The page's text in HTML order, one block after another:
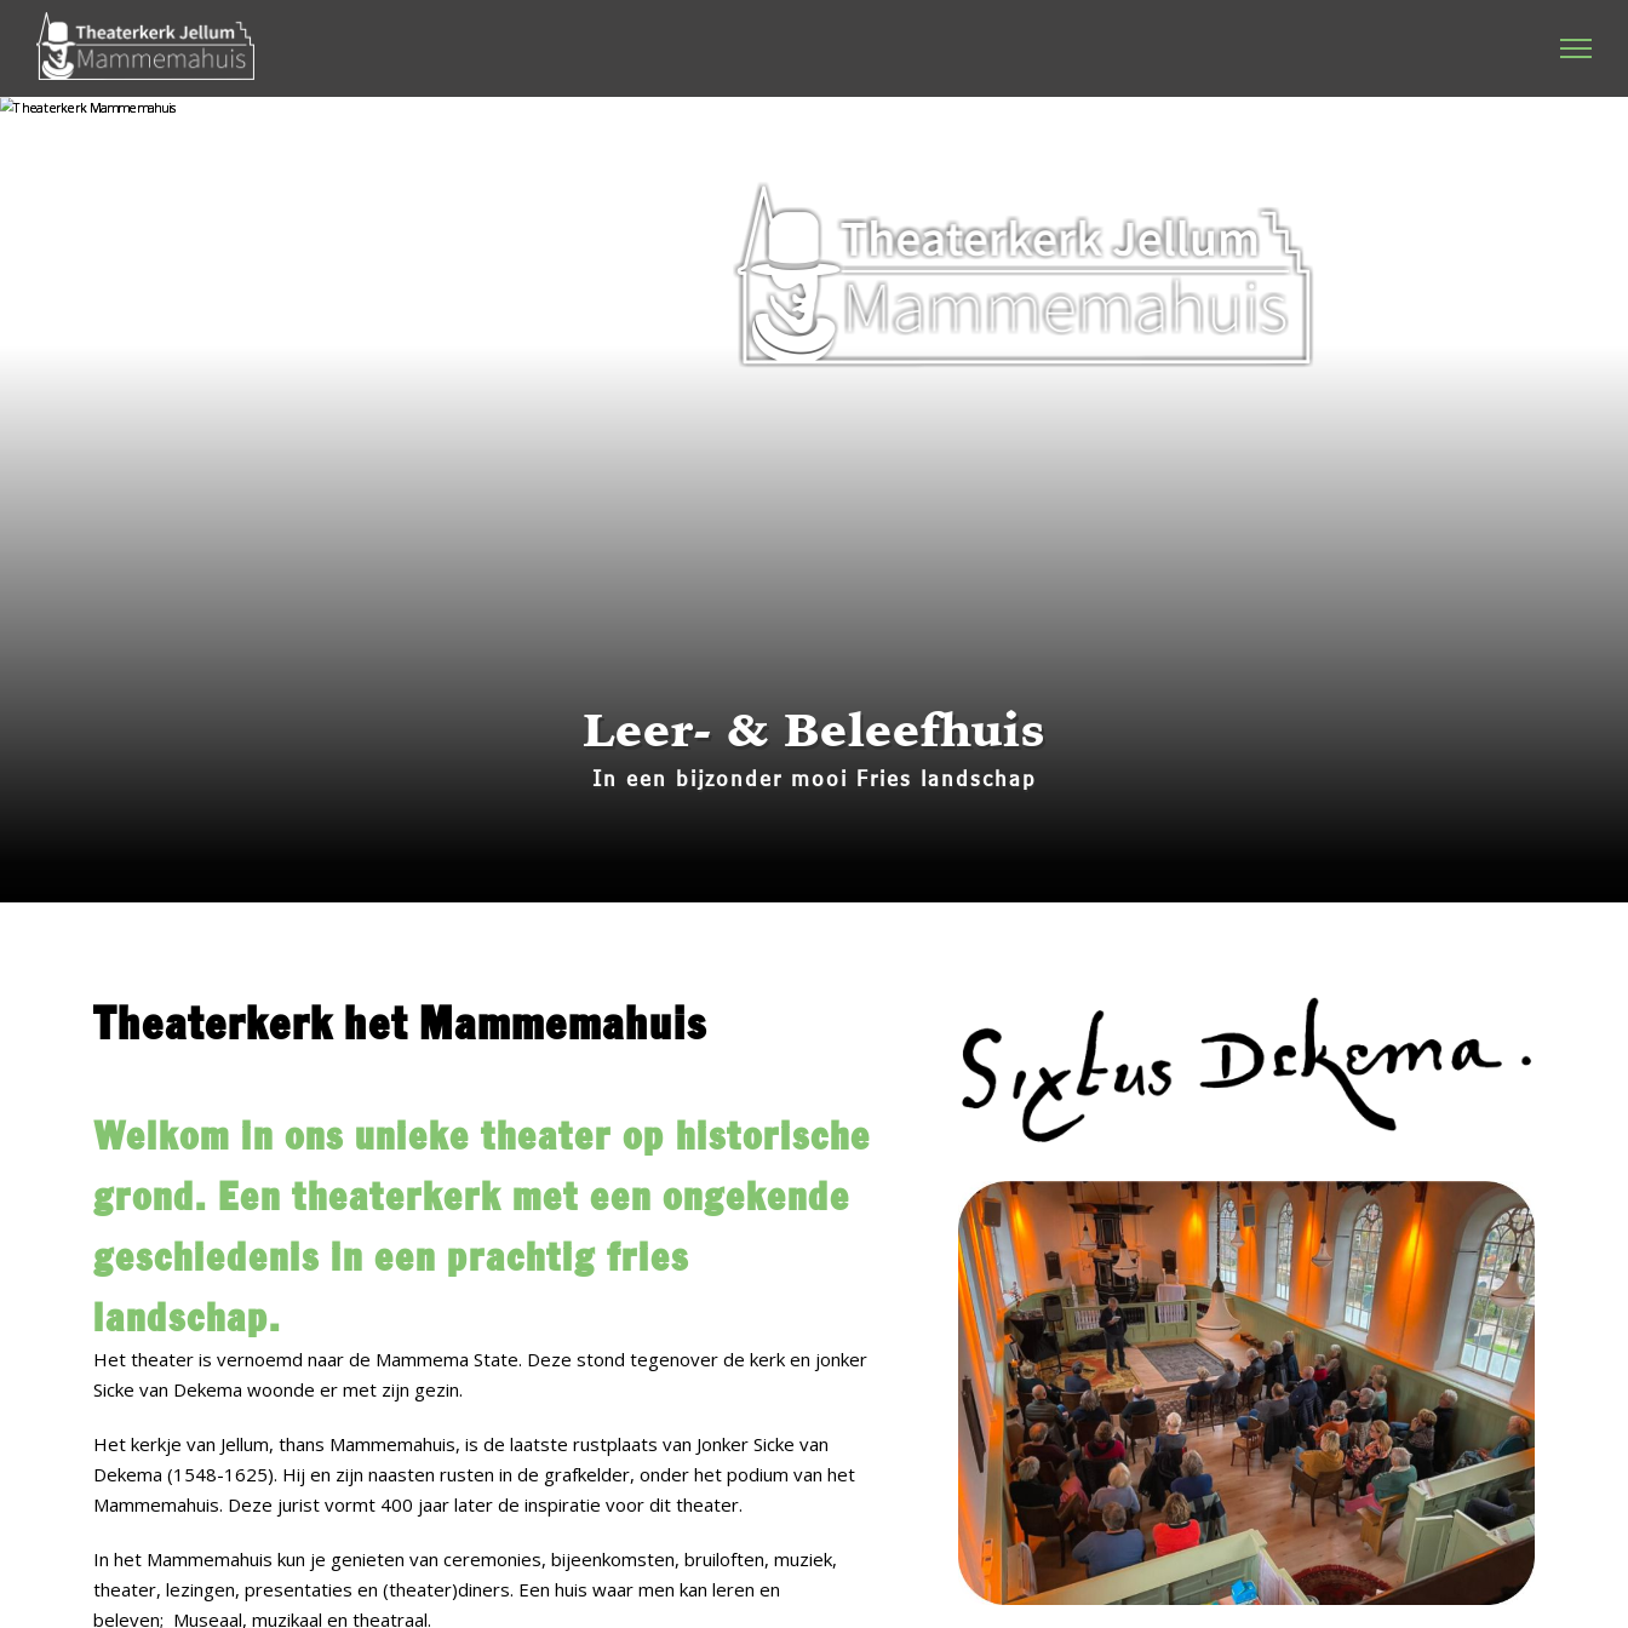
Stichting & werkgroep
Dineren & Theater
Programmering
Contact
Leer- & Beleefhuis
In een bijzonder mooi Fries landschap
Theaterkerk het Mammemahuis
Welkom in ons unieke theater op historische
grond. Een theaterkerk met een ongekende
geschiedenis in een prachtig fries
landschap.
Het theater is vernoemd naar de Mammema State. Deze stond tegenover de kerk en jonker
Sicke van Dekema woonde er met zijn gezin.
Het kerkje van Jellum, thans Mammemahuis, is de laatste rustplaats van Jonker Sicke van
Dekema (1548-1625). Hij en zijn naasten rusten in de grafkelder, onder het podium van het
Mammemahuis. Deze jurist vormt 400 jaar later de inspiratie voor dit theater.
In het Mammemahuis kun je genieten van ceremonies, bijeenkomsten, bruiloften, muziek,
theater, lezingen, presentaties en (theater)diners. Een huis waar men kan leren en
beleven; Museaal, muzikaal en theatraal.